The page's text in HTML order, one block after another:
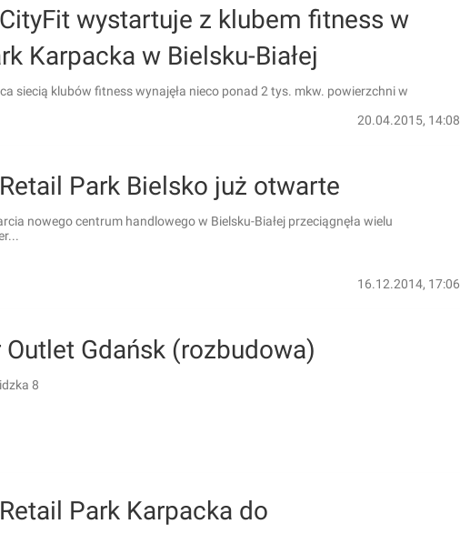
wystartuje z klubem fitness w
Karpacka w Bielsku-Białej
siecią klubów fitness wynajęła nieco ponad 2 tys. mkw. powierzchni w
20.04.2015, 14:08
Park Bielsko już otwarte
nowego centrum handlowego w Bielsku-Białej przeciągnęła wielu
16.12.2014, 17:06
Outlet Gdańsk (rozbudowa)
8
Park Karpacka do